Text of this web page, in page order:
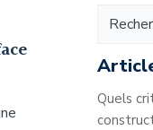
Quels